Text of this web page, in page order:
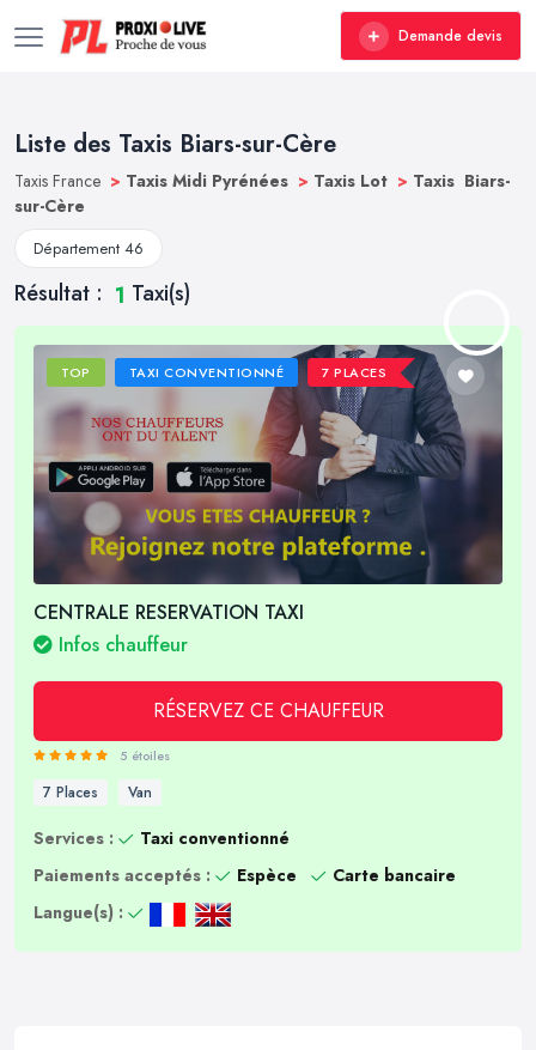
Demande devis
Liste des Taxis Biars-sur-Cère
Taxis France > Taxis Midi Pyrénées > Taxis Lot > Taxis Biars-
sur-Cère
Département 46
Résultat : 1 Taxi(s)
TOP TAXI CONVENTIONNÉ 7 PLACES
CENTRALE RESERVATION TAXI
Infos chauffeur
RÉSERVEZ CE CHAUFFEUR
5 étoiles
7 Places Van
Services :
Taxi conventionné
Paiements acceptés :
Espèce
Carte bancaire
Langue(s) :